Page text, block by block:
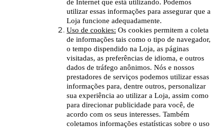
de Internet que está utilizando. Podemos
utilizar essas informações para assegurar que a
Loja funcione adequadamente.
Uso de cookies: Os cookies permitem a coleta
de informações tais como o tipo de navegador,
o tempo dispendido na Loja, as páginas
visitadas, as preferências de idioma, e outros
dados de tráfego anônimos. Nós e nossos
prestadores de serviços podemos utilizar essas
informações para, dentre outros, personalizar
sua experiência ao utilizar a Loja, assim como
para direcionar publicidade para você, de
acordo com os seus interesses. Também
coletamos informações estatísticas sobre o uso